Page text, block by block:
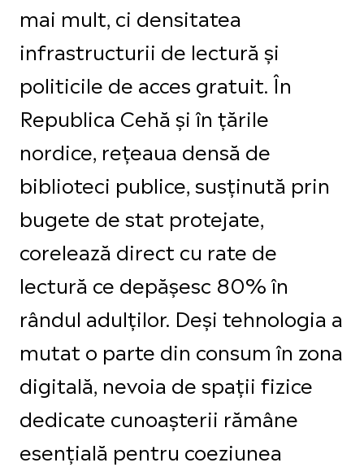
mai mult, ci densitatea
infrastructurii de lectură și
politicile de acces gratuit. În
Republica Cehă și în țările
nordice, rețeaua densă de
biblioteci publice, susținută prin
bugete de stat protejate,
corelează direct cu rate de
lectură ce depășesc 80% în
rândul adulților. Deși tehnologia a
mutat o parte din consum în zona
digitală, nevoia de spații fizice
dedicate cunoașterii rămâne
esențială pentru coeziunea